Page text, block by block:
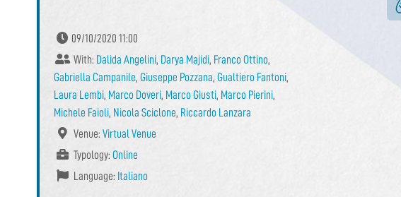
09/10/2020 11:00
With: Dalida Angelini, Darya Majidi, Franco Ottino,
Gabriella Campanile, Giuseppe Pozzana, Gualtiero Fantoni,
Laura Lembi, Marco Doveri, Marco Giusti, Marco Pierini,
Michele Faioli, Nicola Sciclone, Riccardo Lanzara
Venue: Virtual Venue
Typology: Online
Language: Italiano